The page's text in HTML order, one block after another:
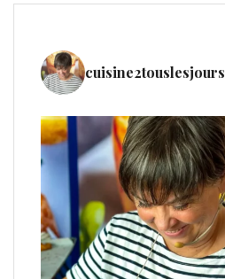
cuisine2touslesjours